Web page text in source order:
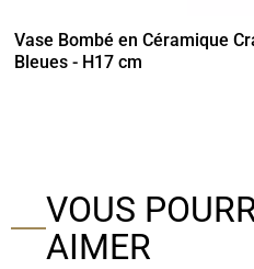
Vase Bombé en Céramique
Bleues - H17 cm
VOUS
AIMER